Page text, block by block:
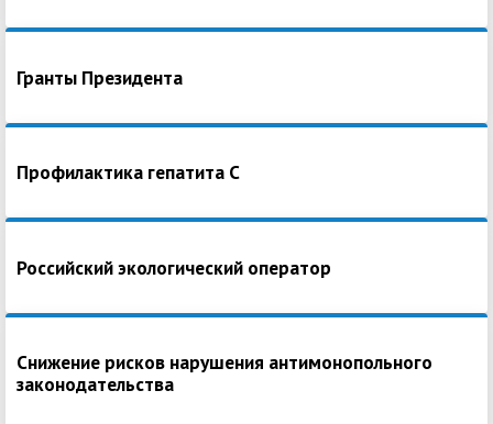
Гранты Президента
Профилактика гепатита С
Российский экологический оператор
Снижение рисков нарушения антимонопольного
законодательства